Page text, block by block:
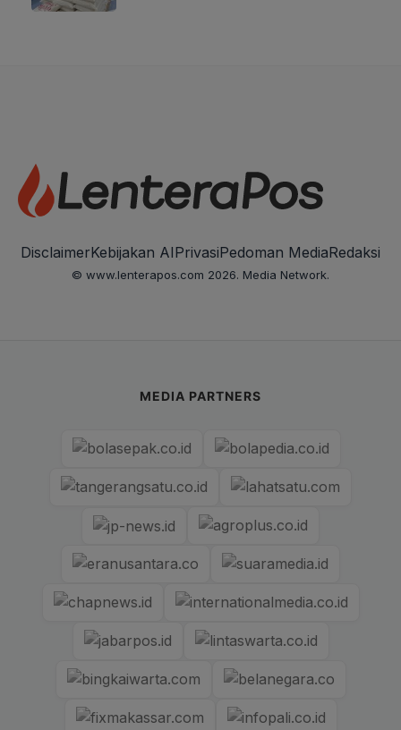
DisclaimerKebijakan AIPrivasiPedoman MediaRedaksi
© www.lenterapos.com 2026. Media Network.
MEDIA PARTNERS